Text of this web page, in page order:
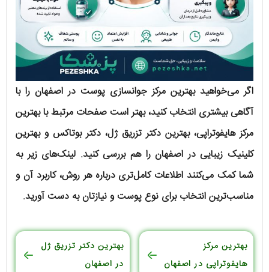
اگر می‌خواهید بهترین مرکز جوانسازی پوست در اصفهان را با
آگاهی بیشتری انتخاب کنید، بهتر است صفحات مرتبط با بهترین
مرکز هایفوتراپی، بهترین دکتر تزریق ژل، دکتر بوتاکس و بهترین
کلینیک زیبایی در اصفهان را هم بررسی کنید. لینک‌های زیر به
شما کمک می‌کنند اطلاعات کامل‌تری درباره هر روش، کاربرد آن و
مناسب‌ترین انتخاب برای نوع پوست و نیازتان به دست آورید.
بهترین مرکز
هایفوتراپی در اصفهان
بهترین دکتر تزریق ژل
در اصفهان